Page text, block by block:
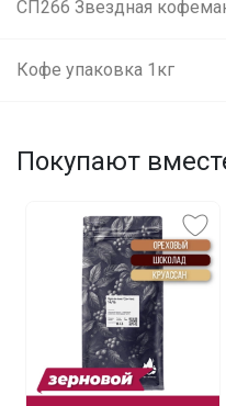
Кофе упаковка 1кг
Покупают